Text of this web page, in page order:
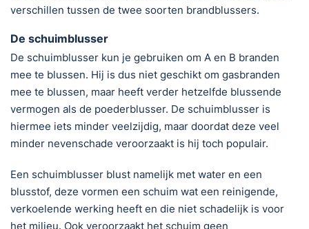
verschillen tussen de twee soorten brandblussers.
De schuimblusser
De schuimblusser kun je gebruiken om A en B branden
mee te blussen. Hij is dus niet geschikt om gasbranden
mee te blussen, maar heeft verder hetzelfde blussende
vermogen als de poederblusser. De schuimblusser is
hiermee iets minder veelzijdig, maar doordat deze veel
minder nevenschade veroorzaakt is hij toch populair.
Een schuimblusser blust namelijk met water en een
blusstof, deze vormen een schuim wat een reinigende,
verkoelende werking heeft en die niet schadelijk is voor
het milieu. Ook veroorzaakt het schuim geen